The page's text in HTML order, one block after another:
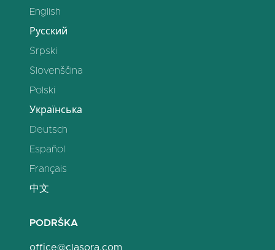
English
Русский
Srpski
Slovenščina
Polski
Українська
Deutsch
Español
Français
中文
PODRŠKA
office@clasora.com